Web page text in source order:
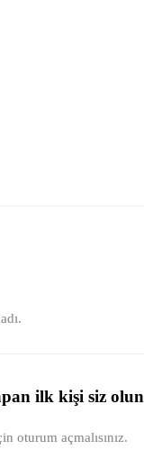
ilk kişi siz olun
oturum açmalısınız.